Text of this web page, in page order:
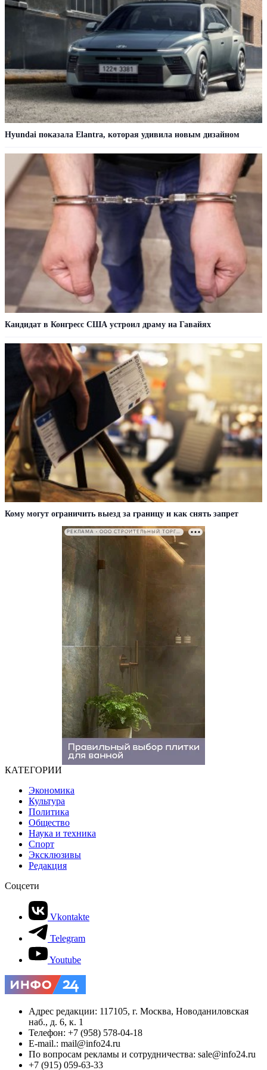
Hyundai показала Elantra, которая удивила новым дизайном
Кандидат в Конгресс США устроил драму на Гавайях
Кому могут ограничить выезд за границу и как снять запрет
РЕКЛАМА • ООО СТРОИТЕЛЬНЫЙ ТОРГОВЫЙ ДОМ «ПЕТРОВИЧ». ИНН: 7802348846
КАТЕГОРИИ
Экономика
Культура
Политика
Общество
Наука и техника
Спорт
Эксклюзивы
Редакция
Соцсети
Vkontakte
Telegram
Youtube
Адрес редакции: 117105, г. Москва, Новоданиловская
наб., д. 6, к. 1
Телефон: +7 (958) 578-04-18
E-mail.: mail@info24.ru
По вопросам рекламы и сотрудничества: sale@info24.ru
+7 (915) 059-63-33